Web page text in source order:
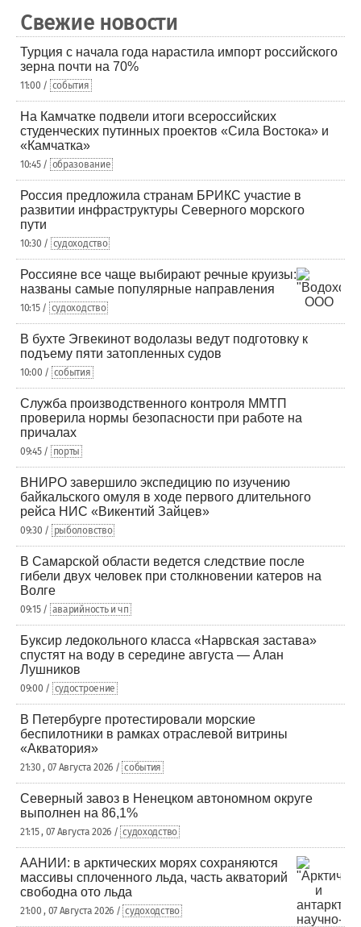
Свежие новости
Турция с начала года нарастила импорт российского
зерна почти на 70%
11:00 / события
На Камчатке подвели итоги всероссийских
студенческих путинных проектов «Сила Востока» и
«Камчатка»
10:45 / образование
Россия предложила странам БРИКС участие в
развитии инфраструктуры Северного морского
пути
10:30 / судоходство
Россияне все чаще выбирают речные круизы:
названы самые популярные направления
10:15 / судоходство
В бухте Эгвекинот водолазы ведут подготовку к
подъему пяти затопленных судов
10:00 / события
Служба производственного контроля ММТП
проверила нормы безопасности при работе на
причалах
09:45 / порты
ВНИРО завершило экспедицию по изучению
байкальского омуля в ходе первого длительного
рейса НИС «Викентий Зайцев»
09:30 / рыболовство
В Самарской области ведется следствие после
гибели двух человек при столкновении катеров на
Волге
09:15 / аварийность и чп
Буксир ледокольного класса «Нарвская застава»
спустят на воду в середине августа — Алан
Лушников
09:00 / судостроение
В Петербурге протестировали морские
беспилотники в рамках отраслевой витрины
«Акватория»
21:30 , 07 Августа 2026 / события
Северный завоз в Ненецком автономном округе
выполнен на 86,1%
21:15 , 07 Августа 2026 / судоходство
ААНИИ: в арктических морях сохраняются
массивы сплоченного льда, часть акваторий
свободна ото льда
21:00 , 07 Августа 2026 / судоходство